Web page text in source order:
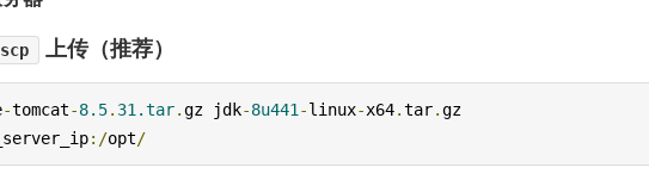
scp 上传（推荐）
-tomcat-8.5. 31.tar.gz jdk-8u441 -linux-x64.tar.gz
:/opt/